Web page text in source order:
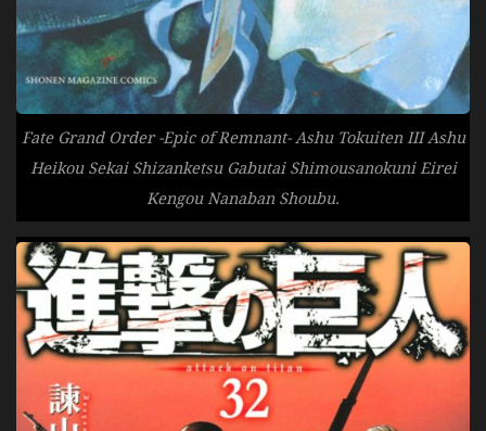
Fate Grand Order -Epic of Remnant- Ashu Tokuiten III Ashu
Heikou Sekai Shizanketsu Gabutai Shimousanokuni Eirei
Kengou Nanaban Shoubu.